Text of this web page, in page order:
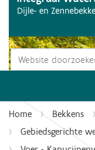
Zoek
Home Bekkens
Gebiedsgerichte